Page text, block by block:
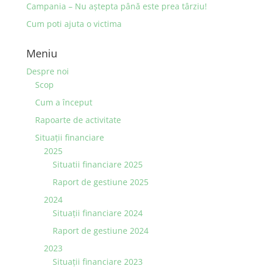
Campania – Nu aştepta până este prea târziu!
Cum poti ajuta o victima
Meniu
Despre noi
Scop
Cum a început
Rapoarte de activitate
Situaţii financiare
2025
Situatii financiare 2025
Raport de gestiune 2025
2024
Situaţii financiare 2024
Raport de gestiune 2024
2023
Situaţii financiare 2023